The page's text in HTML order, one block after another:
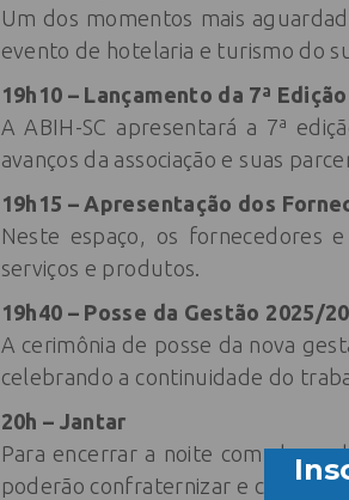
Um dos momentos mais
evento de hotelaria e turismo do
19h10 – Lançamento da 7ª
A ABIH-SC apresentará a 7ª
avanços da associação e suas
19h15 – Apresentação dos
Neste espaço, os fornecedores
serviços e produtos.
19h40 – Posse da Gestão 2025/
A cerimônia de posse da nova
celebrando a continuidade do
20h – Jantar
Para encerrar a noite com chave
poderão confraternizar e celebrar